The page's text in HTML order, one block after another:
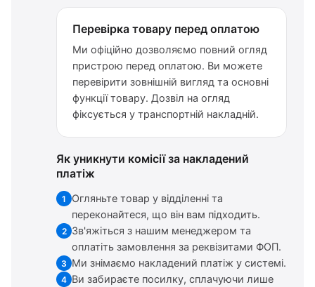
Перевірка товару перед оплатою
Ми офіційно дозволяємо повний огляд
пристрою перед оплатою. Ви можете
перевірити зовнішній вигляд та основні
функції товару. Дозвіл на огляд
фіксується у транспортній накладній.
Як уникнути комісії за накладений
платіж
1
Огляньте товар у відділенні та
переконайтеся, що він вам підходить.
2 Зв'яжіться з нашим менеджером та
оплатіть замовлення за реквізитами ФОП.
3 Ми знімаємо накладений платіж у системі.
4 Ви забираєте посилку, сплачуючи лише